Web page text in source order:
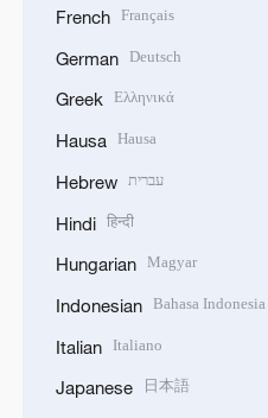
French Français
German Deutsch
Greek Ελληνικά
Hausa Hausa
Hebrew עברית
Hindi हिन्दी
Hungarian Magyar
Indonesian Bahasa Indonesia
Italian Italiano
Japanese
日本語